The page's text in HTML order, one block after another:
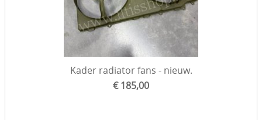
Kader radiator fans - nieuw.
€ 185,00